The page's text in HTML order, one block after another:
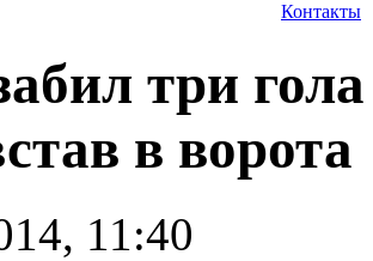
Контакты
три
в ворота
11:40